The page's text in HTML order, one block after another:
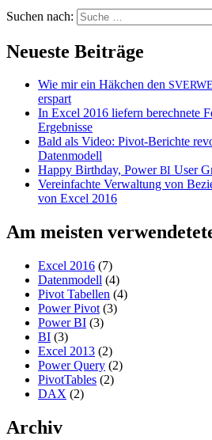
Suchen nach:
Neueste Beiträge
Wie mir ein Häkchen den
erspart
In Excel 2016 liefern berechnete
Ergebnisse
Bald als Video: Pivot-Berichte
Datenmodell
Happy Birthday, PowerBI User
Vereinfachte Verwaltung von
von Excel 2016
Am meisten
Excel 2016 (7)
Datenmodell (4)
Pivot Tabellen (4)
Power Pivot (3)
Power BI (3)
BI (3)
Excel 2013 (2)
Power Query (2)
PivotTables (2)
DAX (2)
Archiv